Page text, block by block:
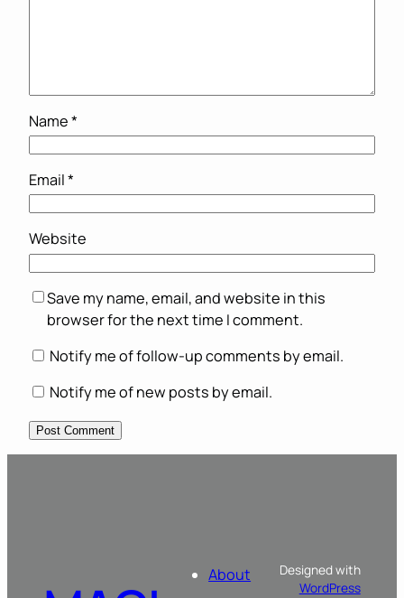
Name*
Email*
Website
Save my name, email, and website in this
browser for the next time I comment.
Notify me of follow-up comments by email.
Notify me of new posts by email.
About
Designed with
WordPress